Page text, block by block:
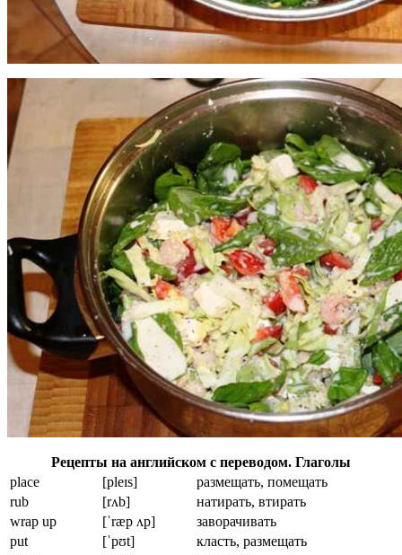
Рецепты на английском с переводом. Глаголы
place
[pleɪs]
размещать, помещать
rub
[rʌb]
натирать, втирать
wrap up
[ˈræp ʌp]
заворачивать
put
[ˈpʊt]
класть, размещать